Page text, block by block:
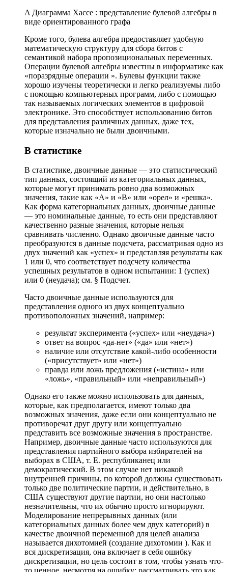
A Диаграмма Хассе : представление булевой алгебры в
виде ориентированного графа
Кроме того, булева алгебра предоставляет удобную
математическую структуру для сбора битов с
семантикой набора пропозициональных переменных.
Операции булевой алгебры известны в информатике как
«поразрядные операции ». Булевы функции также
хорошо изучены теоретически и легко реализуемы либо
с помощью компьютерных программ, либо с помощью
так называемых логических элементов в цифровой
электронике. Это способствует использованию битов
для представления различных данных, даже тех,
которые изначально не были двоичными.
В статистике
В статистике, двоичные данные — это статистический
тип данных, состоящий из категориальных данных,
которые могут принимать ровно два возможных
значения, такие как «A» и «B» или «орел» и «решка».
Как форма категориальных данных, двоичные данные
— это номинальные данные, то есть они представляют
качественно разные значения, которые нельзя
сравнивать численно. Однако двоичные данные часто
преобразуются в данные подсчета, рассматривая одно из
двух значений как «успех» и представляя результаты как
1 или 0, что соответствует подсчету количества
успешных результатов в одном испытании: 1 (успех)
или 0 (неудача); см. § Подсчет.
Часто двоичные данные используются для
представления одного из двух концептуально
противоположных значений, например:
результат эксперимента («успех» или «неудача»)
ответ на вопрос «да-нет» («да» или «нет»)
наличие или отсутствие какой-либо особенности
(«присутствует» или «нет»)
правда или ложь предложения («истина» или
«ложь», «правильный» или «неправильный»)
Однако его также можно использовать для данных,
которые, как предполагается, имеют только два
возможных значения, даже если они концептуально не
противоречат друг другу или концептуально
представить все возможные значения в пространстве.
Например, двоичные данные часто используются для
представления партийного выбора избирателей на
выборах в США, т. Е. республиканец или
демократический. В этом случае нет никакой
внутренней причины, по которой должны существовать
только две политические партии, и действительно, в
США существуют другие партии, но они настолько
незначительны, что их обычно просто игнорируют.
Моделирование непрерывных данных (или
категориальных данных более чем двух категорий) в
качестве двоичной переменной для целей анализа
называется дихотомией (создание дихотомии ). Как и
вся дискретизация, она включает в себя ошибку
дискретизации, но цель состоит в том, чтобы узнать что-